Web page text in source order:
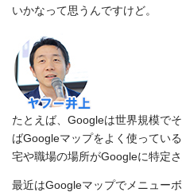
いかなって思うんですけど。
たとえば、Googleは世界規模で
ばGoogleマップをよく使ってい
宅や職場の場所がGoogleに特定さ
最近はGoogleマップでメニュー